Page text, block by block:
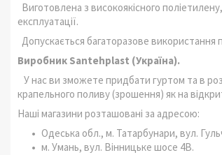
Виготовлена з високоякісного
експлуатації.
Допускається багаторазове
Виробник Santehplast (Україна).
У нас ви зможете придбати гуртом та в
крапельного поливу (зрошення) як на
Наші магазини розташовані за адресою:
Одеська обл., м. Татарбунари, вул.
м. Умань, вул. Вінницьке шосе 4В.